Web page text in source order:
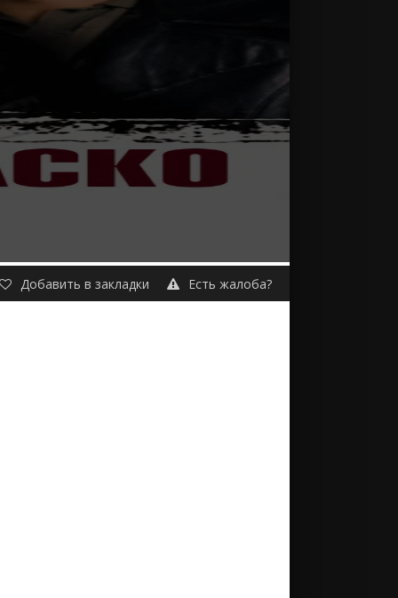
Добавить в закладки Есть жалоба?